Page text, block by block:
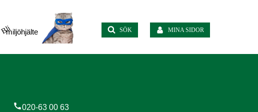
Blimiljöhjälte SÖK MINA SIDOR
call020-63 00 63